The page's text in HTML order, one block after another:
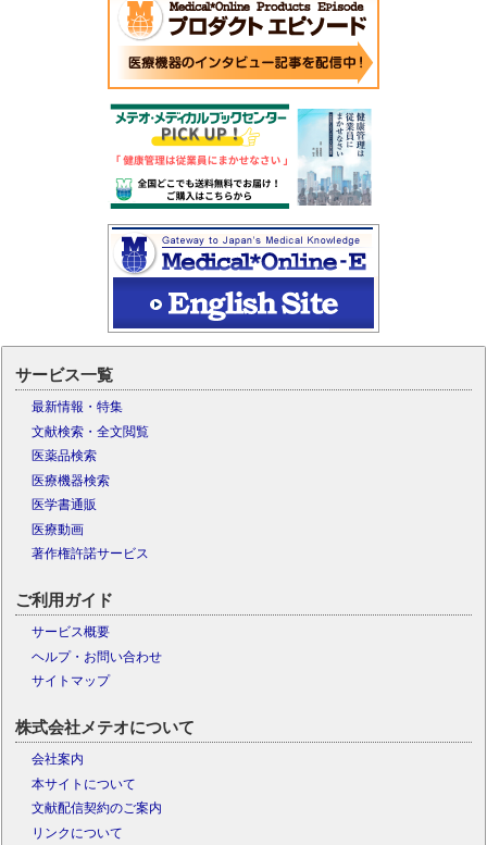
サービス一覧
最新情報・特集
文献検索・全文閲覧
医薬品検索
医療機器検索
医学書通販
医療動画
著作権許諾サービス
ご利用ガイド
サービス概要
ヘルプ・お問い合わせ
サイトマップ
株式会社メテオについて
会社案内
本サイトについて
文献配信契約のご案内
リンクについて